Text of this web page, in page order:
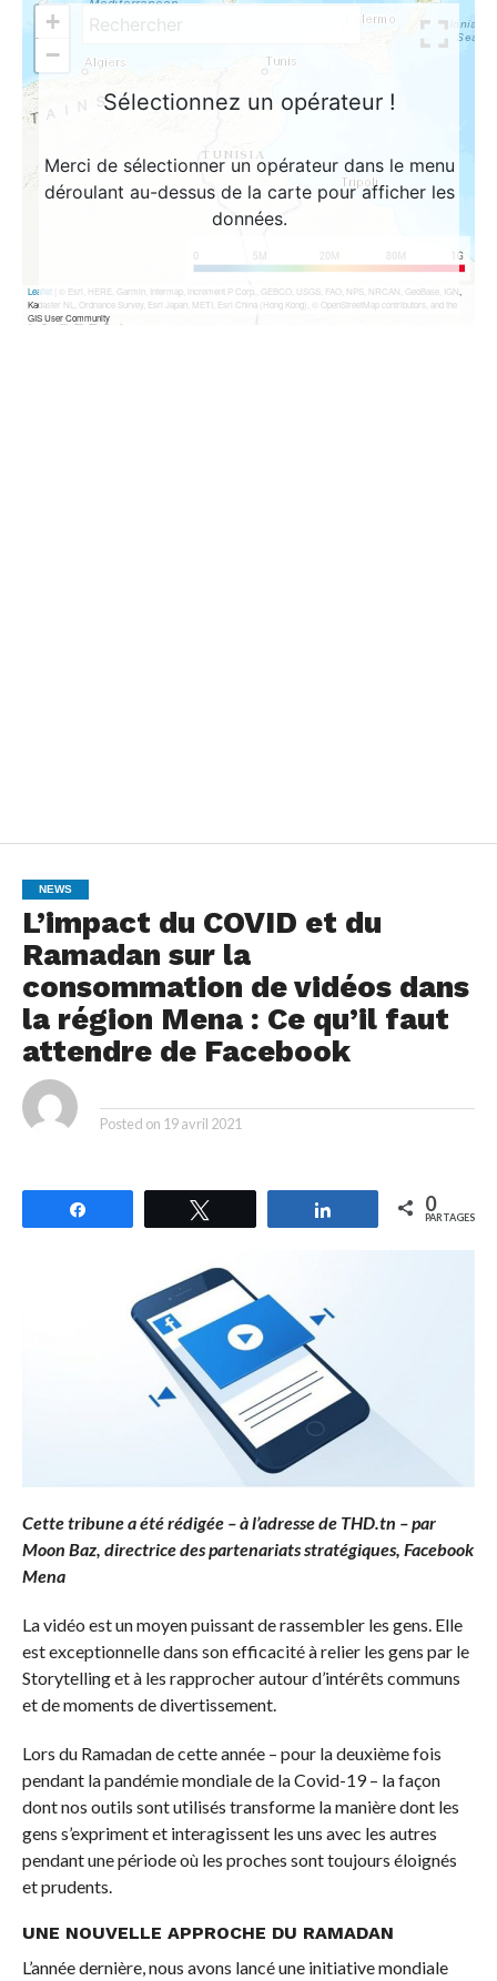
NEWS
L’impact du COVID et du
Ramadan sur la
consommation de vidéos dans
la région Mena : Ce qu’il faut
attendre de Facebook
Posted on 19 avril 2021
Partagez 0
PARTAGES
Cette tribune a été rédigée – à l’adresse de THD.tn – par
Moon Baz, directrice des partenariats stratégiques, Facebook
Mena
La vidéo est un moyen puissant de rassembler les gens. Elle
est exceptionnelle dans son efficacité à relier les gens par le
Storytelling et à les rapprocher autour d’intérêts communs
et de moments de divertissement.
Lors du Ramadan de cette année – pour la deuxième fois
pendant la pandémie mondiale de la Covid-19 – la façon
dont nos outils sont utilisés transforme la manière dont les
gens s’expriment et interagissent les uns avec les autres
pendant une période où les proches sont toujours éloignés
et prudents.
UNE NOUVELLE APPROCHE DU RAMADAN
L’année dernière, nous avons lancé une initiative mondiale